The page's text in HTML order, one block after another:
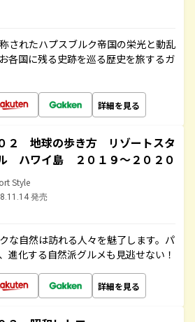
されたハプスブルク帝国の栄光と動乱
各国に残る史跡を巡る歴史を旅するガ
詳細を見る
２ 地球の歩き方 リゾートスタ
ハワイ島 ２０１９～２０２０
Style
発売
な自然は訪れる人々を魅了します。パ
進化する自然派グルメも見逃せない！
詳細を見る